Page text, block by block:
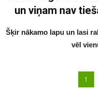
un viņam nav
Šķir nākamo lapu un lasi
vēl
1